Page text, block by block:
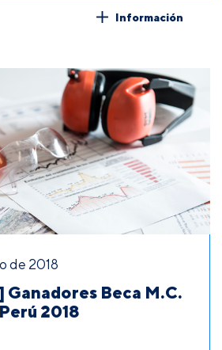
Información
de 2018
Ganadores Beca M.C.
2018